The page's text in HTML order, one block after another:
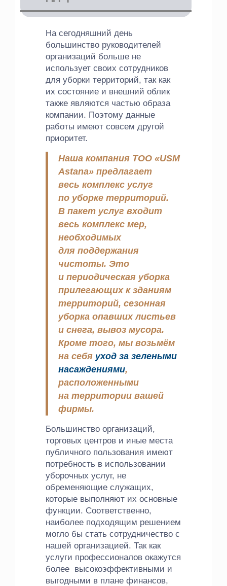
На сегодняшний день
большинство руководителей
организаций больше не
использует своих сотрудников
для уборки территорий, так как
их состояние и внешний облик
также являются частью образа
компании. Поэтому данные
работы имеют совсем другой
приоритет.
Наша компания ТОО «USM
Astana» предлагает
весь комплекс услуг
по уборке территорий.
В пакет услуг входит
весь комплекс мер,
необходимых
для поддержания
чистоты. Это
и периодическая уборка
прилегающих к зданиям
территорий, сезонная
уборка опавших листьев
и снега, вывоз мусора.
Кроме того, мы возьмём
на себя уход за зелеными
насаждениями,
расположенными
на территории вашей
фирмы.
Большинство организаций,
торговых центров и иные места
публичного пользования имеют
потребность в использовании
уборочных услуг, не
обременяющие служащих,
которые выполняют их основные
функции. Соответственно,
наиболее подходящим решением
могло бы стать сотрудничество с
нашей организацией. Так как
услуги профессионалов окажутся
более высокоэффективными и
выгодными в плане финансов,